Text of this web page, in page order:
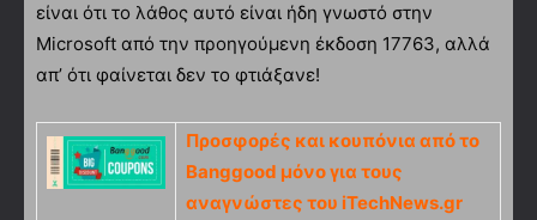
είναι ότι το λάθος αυτό είναι ήδη γνωστό στην
Microsoft από την προηγούμενη έκδοση 17763, αλλά
απ’ ότι φαίνεται δεν το φτιάξανε!
Προσφορές και κουπόνια από το
Banggood μόνο για τους
αναγνώστες του iTechNews.gr